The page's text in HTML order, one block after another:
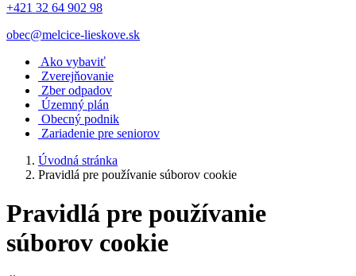
+421 32 64 902 98
obec@melcice-lieskove.sk
Ako vybaviť
Zverejňovanie
Zber odpadov
Územný plán
Obecný podnik
Zariadenie pre seniorov
Úvodná stránka
Pravidlá pre používanie súborov cookie
Pravidlá pre používanie
súborov cookie